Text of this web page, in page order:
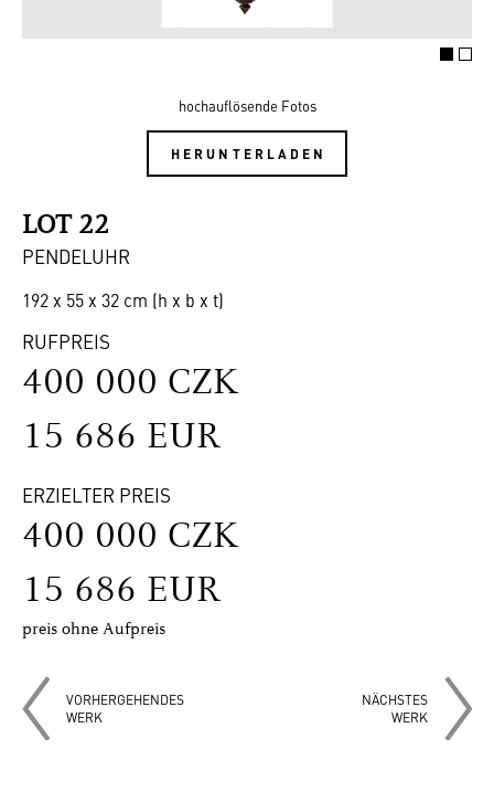
hochauflösende Fotos
HERUNTERLADEN
LOT 22
PENDELUHR
192 x 55 x 32 cm (h x b x t)
RUFPREIS
400 000 CZK
15 686 EUR
ERZIELTER PREIS
400 000 CZK
15 686 EUR
preis ohne Aufpreis
VORHERGEHENDES
WERK
NÄCHSTES
WERK